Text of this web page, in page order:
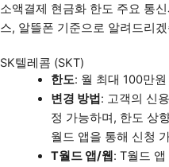
소액결제 현금화 한도 주요 통
스, 알뜰폰 기준으로 알려드리
SK텔레콤 (SKT)
한도: 월 최대 100만원
변경 방법: 고객의 신
정 가능하며, 한도 상
월드 앱을 통해 신청
T월드 앱/웹: T월드